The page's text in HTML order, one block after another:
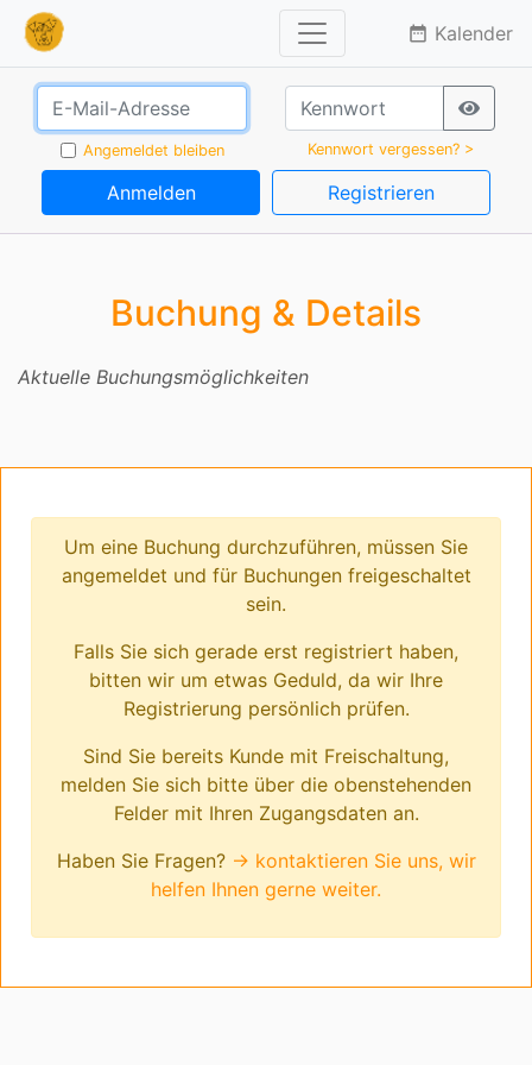
date_range Kalender
Angemeldet bleiben Kennwort vergessen? >
Anmelden Registrieren
Buchung & Details
Aktuelle Buchungsmöglichkeiten
Um eine Buchung durchzuführen, müssen Sie
angemeldet und für Buchungen freigeschaltet
sein.
Falls Sie sich gerade erst registriert haben,
bitten wir um etwas Geduld, da wir Ihre
Registrierung persönlich prüfen.
Sind Sie bereits Kunde mit Freischaltung,
melden Sie sich bitte über die obenstehenden
Felder mit Ihren Zugangsdaten an.
Haben Sie Fragen? → kontaktieren Sie uns, wir
helfen Ihnen gerne weiter.